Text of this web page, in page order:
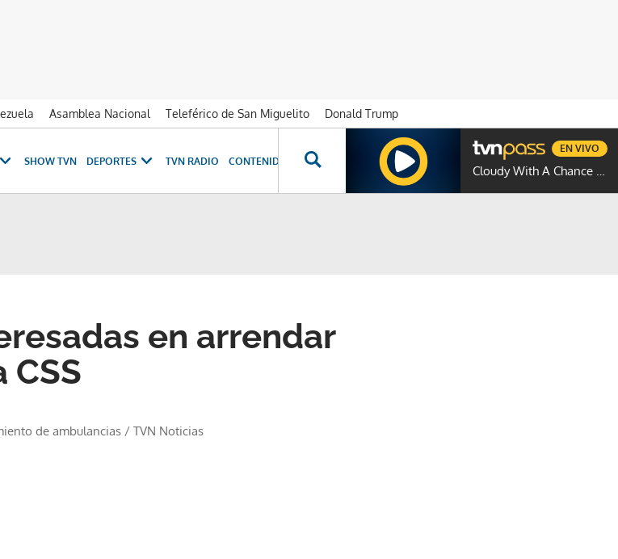
Asamblea Nacional Teleférico de San Miguelito
Donald Trump
SHOW TVN DEPORTES TVN RADIO CONTENIDOS ESPECIALES NOVELAS GENTE TVN
Cloudy With A Chance Of Meatballs
EN VIVO
en arrendar
de ambulancias / TVN Noticias